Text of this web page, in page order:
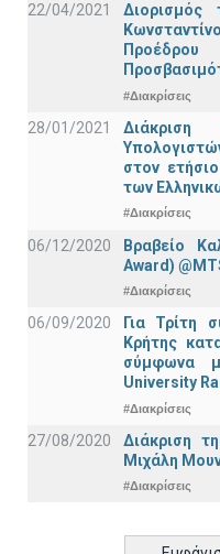
22/04/2021
#Διακρίσεις
28/01/2021
στον
των
#Διακρίσεις
06/12/2020
Βραβείο
Award)
#Διακρίσεις
06/09/2020
Για Τρίτη
Κρήτης
σύμφωνα
University
#Διακρίσεις
27/08/2020
Διάκριση
Μιχάλη
#Διακρίσεις